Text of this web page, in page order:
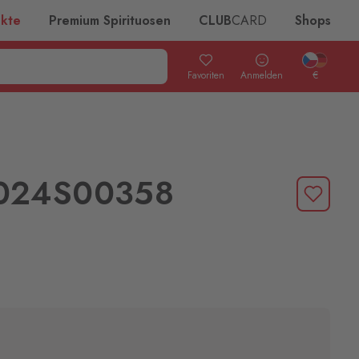
Premium Spirituosen CLUBCARD Shops
Favoriten Anmelden €